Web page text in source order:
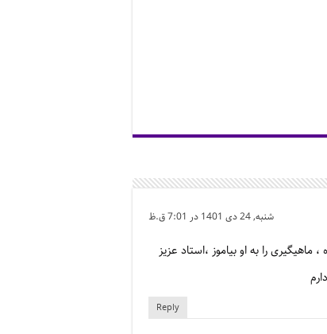
شنبه, 24 دی 1401 در 7:01 ق.ظ
را به او بیاموز ،استاد عزیز
Reply